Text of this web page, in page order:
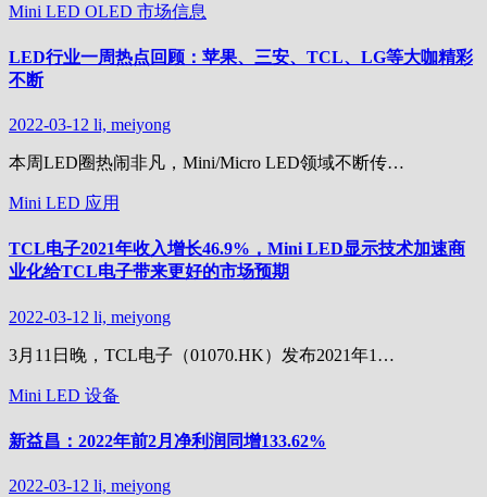
Mini LED OLED 市场信息
LED行业一周热点回顾：苹果、三安、TCL、LG等大咖精彩
不断
2022-03-12 li, meiyong
本周LED圈热闹非凡，Mini/Micro LED领域不断传…
Mini LED 应用
TCL电子2021年收入增长46.9%，Mini LED显示技术加速商
业化给TCL电子带来更好的市场预期
2022-03-12 li, meiyong
3月11日晚，TCL电子（01070.HK）发布2021年1…
Mini LED 设备
新益昌：2022年前2月净利润同增133.62%
2022-03-12 li, meiyong